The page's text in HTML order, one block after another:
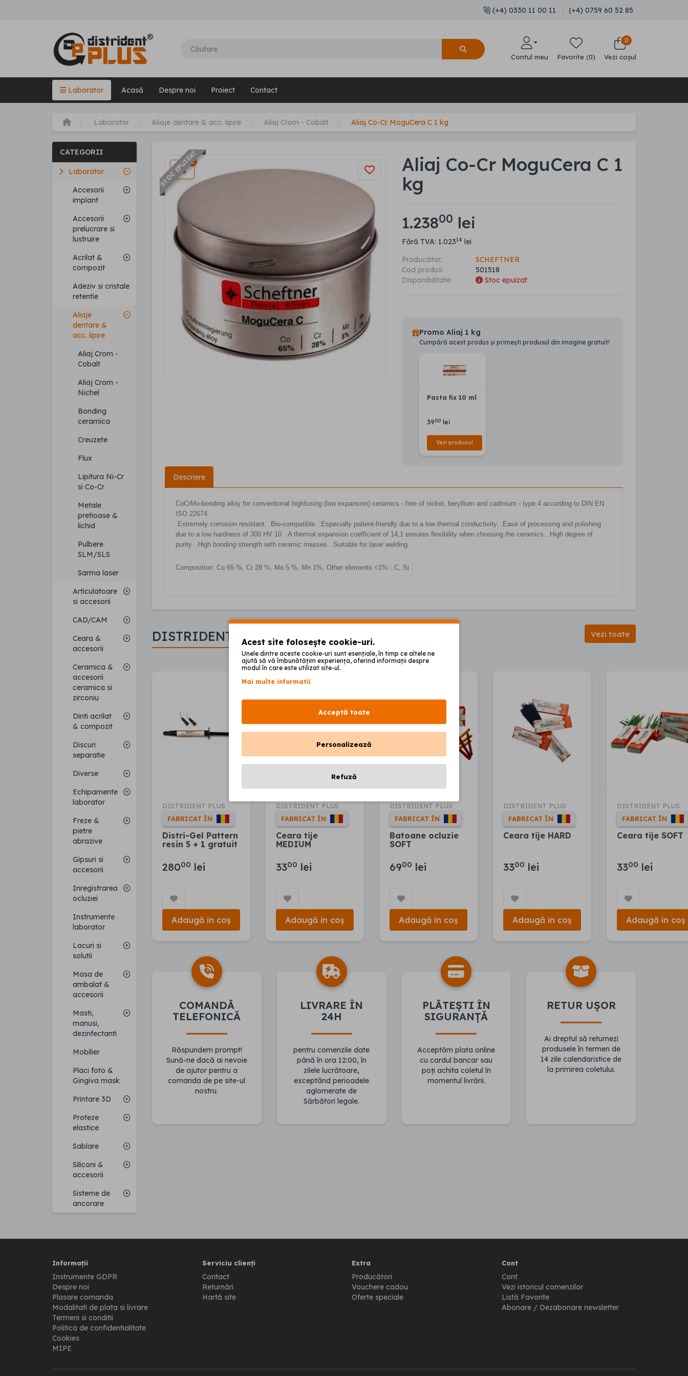
(+4) 0330 11 00 11 (+4) 0759 60 52 85
Contul meu Favorite (0)
0
Vezi coșul
Laborator Acasă Despre noi Proiect Contact
Laborator Aliaje dentare & acc. lipire Aliaj Crom - Cobalt Aliaj Co-Cr MoguCera C 1 kg
CATEGORII
Laborator
Accesorii
implant
Accesorii
prelucrare si
lustruire
Acrilat &
compozit
Adeziv si cristale
retentie
Aliaje
dentare &
acc. lipire
Aliaj Crom -
Cobalt
Aliaj Crom -
Nichel
Bonding
ceramica
Creuzete
Flux
Lipitura Ni-Cr
si Co-Cr
Metale
pretioase &
lichid
Pulbere
SLM/SLS
Sarma laser
Articulatoare
si accesorii
CAD/CAM
Ceara &
accesorii
Ceramica &
accesorii
ceramica si
zirconiu
Dinti acrilat
& compozit
Discuri
separatie
Diverse
Echipamente
laborator
Freze &
pietre
abrazive
Gipsuri si
accesorii
Inregistrarea
ocluziei
Instrumente
laborator
Lacuri si
solutii
Masa de
ambalat &
accesorii
Masti,
manusi,
dezinfectanti
Mobilier
Placi foto &
Gingiva mask
Printare 3D
Proteze
elastice
Sablare
Siliconi &
accesorii
Sisteme de
ancorare
STOC EPUIZAT
1
Aliaj Co-Cr MoguCera C 1
kg
1.23800 lei
Fără TVA: 1.02314lei
Producător:
SCHEFTNER
Cod produs:
501518
Disponibilitate:
Stoc epuizat
Promo Aliaj 1 kg
Cumpără acest produs și primești produsul din imagine gratuit!
Pasta fix 10 ml
3900lei
Vezi produsul
Descriere
CoCrMo-bonding alloy for conventional highfusing (low expansion) ceramics - free of nickel, beryllium and cadmium - type 4 according to DIN EN
ISO 22674.
.Extremely corrosion resistant. .Bio-compatible. .Especially patient-friendly due to a low thermal conductivity. .Ease of processing and polishing
due to a low hardness of 300 HV 10. .A thermal expansion coefficient of 14,1 ensures flexibility when choosing the ceramics. .High degree of
purity. .High bonding strength with ceramic masses. .Suitable for laser welding.
Composition: Co 65 %, Cr 28 %, Mo 5 %, Mn 1%, Other elements <1% : C, Si .
DISTRIDENT RECOMANDĂ Vezi toate
DISTRIDENT PLUS
FABRICAT ÎN
Distri-Gel Pattern
resin 5 + 1 gratuit
28000 lei
Adaugă în coș
DISTRIDENT PLUS
FABRICAT ÎN
Ceara tije
MEDIUM
3300 lei
Adaugă în coș
DISTRIDENT PLUS
FABRICAT ÎN
Batoane ocluzie
SOFT
6900 lei
Adaugă în coș
DISTRIDENT PLUS
FABRICAT ÎN
Ceara tije HARD
3300 lei
Adaugă în coș
DISTRIDENT PLUS
FABRICAT ÎN
Ceara tije SOFT
3300 lei
Adaugă în coș
COMANDĂ
TELEFONICĂ
Răspundem prompt!
Sună-ne dacă ai nevoie
de ajutor pentru a
comanda de pe site-ul
nostru.
LIVRARE ÎN
24H
pentru comenzile date
până în ora 12:00, în
zilele lucrătoare,
exceptând perioadele
aglomerate de
Sărbători legale.
PLĂTEȘTI ÎN
SIGURANȚĂ
Acceptăm plata online
cu cardul bancar sau
poți achita coletul în
momentul livrării.
RETUR UȘOR
Ai dreptul să returnezi
produsele în termen de
14 zile calendaristice de
la primirea coletului.
Informații
Instrumente GDPR
Despre noi
Plasare comanda
Modalitati de plata si livrare
Termeni si conditii
Politica de confidentialitate
Cookies
MIPE
Serviciu clienți
Contact
Returnări
Hartă site
Extra
Producători
Vouchere cadou
Oferte speciale
Cont
Cont
Vezi istoricul comenzilor
Listă Favorite
Abonare / Dezabonare newsletter
Acest site folosește cookie-uri.
Unele dintre aceste cookie-uri sunt esențiale, în timp ce altele ne
ajută să vă îmbunătățim experiența, oferind informații despre
modul în care este utilizat site-ul.
Mai multe informatii
Acceptă toate
Personalizează
Refuză